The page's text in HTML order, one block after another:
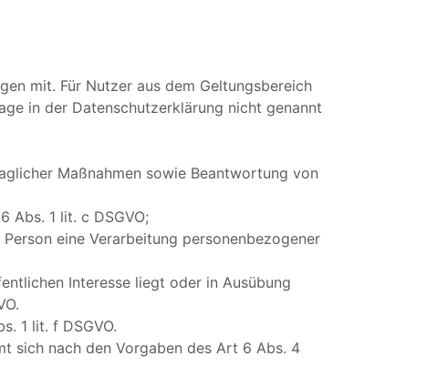
mit. Für Nutzer aus dem Geltungsbereich
in der Datenschutzerklärung nicht genannt
Maßnahmen sowie Beantwortung von
Abs. 1 lit. c DSGVO;
eine Verarbeitung personenbezogener
Interesse liegt oder in Ausübung
1 lit. f DSGVO.
sich nach den Vorgaben des Art 6 Abs. 4